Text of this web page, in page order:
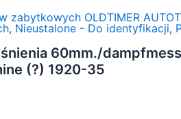
zabytkowych OLDTIMER
, Nieustalone - Do identyfikacji,
60mm./
(?) 1920-35